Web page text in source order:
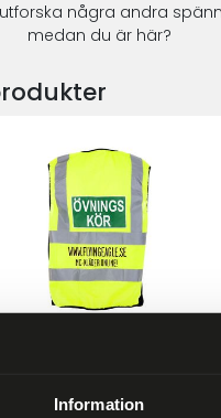
Information
utforska några andra
medan du är här?